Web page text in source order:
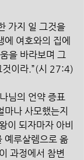
가지 일 그것을
여호와의 집에
을 바라보며 그
것이라.”(시 27:4)
님의 언약 증표
나 사모했는지
이 되자마자 아비
예루살렘으로 옮
과정에서 참변